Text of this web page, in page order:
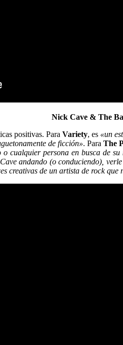
Nick Cave & The
positivas. Para Variety, es «un
de ficción». ParaThe
cualquier persona en busca de su
andando (o conduciendo),
creativas de un artista de rock